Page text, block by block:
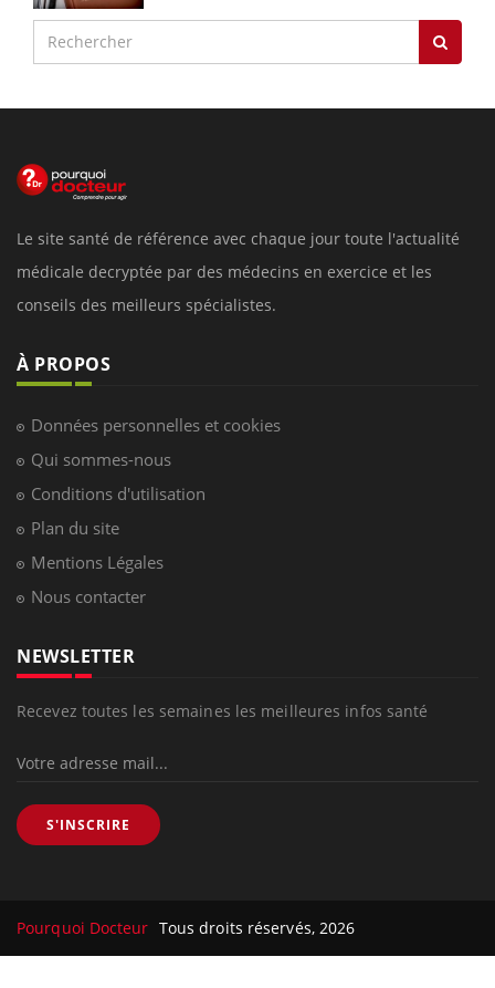
Le site santé de référence avec chaque jour toute l'actualité
médicale decryptée par des médecins en exercice et les
conseils des meilleurs spécialistes.
À PROPOS
Données personnelles et cookies
Qui sommes-nous
Conditions d'utilisation
Plan du site
Mentions Légales
Nous contacter
NEWSLETTER
Recevez toutes les semaines les meilleures infos santé
S'INSCRIRE
Pourquoi Docteur Tous droits réservés, 2026